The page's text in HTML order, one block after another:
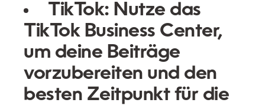
TikTok: Nutze das
TikTok Business Center,
um deine Beiträge
vorzubereiten und den
besten Zeitpunkt für die